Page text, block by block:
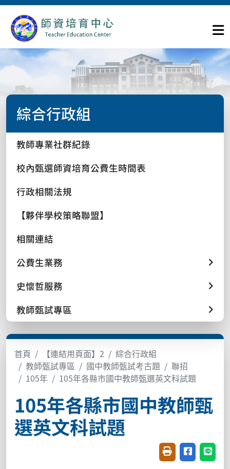
綜合行政組
教師專業社群紀錄
校內甄選師資培育公費生時間表
行政相關法規
【夥伴學校策略聯盟】
相關連結
公費生業務
史懷哲服務
教師甄試專區
首頁 【連結用頁面】2
綜合行政組
教師甄試專區
國中教師甄試考古題
聯招
105年
105年各縣市國中教師甄選英文科試題
105年各縣市國中教師甄
選英文科試題
友善列印(開新視
分享至臉書
分享